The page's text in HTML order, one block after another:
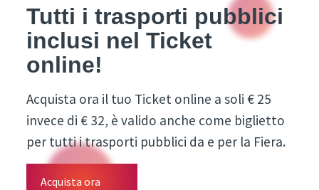
Tutti i trasporti pubblici
inclusi nel Ticket
online!
Acquista ora il tuo Ticket online a soli € 25
invece di € 32, è valido anche come biglietto
per tutti i trasporti pubblici da e per la Fiera.
Acquista ora